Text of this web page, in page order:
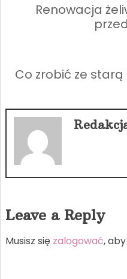
Renowacja
Co zrobić ze
Leave a Reply
Musisz się zalogować,